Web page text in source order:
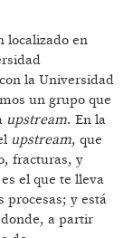
localizado en
la Universidad
un grupo que
upstream. En la
upstream, que
fracturas, y
el que te lleva
procesas; y está
a partir